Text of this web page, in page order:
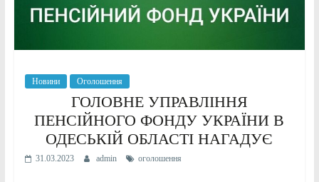
Новини Оголошення
ГОЛОВНЕ УПРАВЛІННЯ
ПЕНСІЙНОГО ФОНДУ УКРАЇНИ В
ОДЕСЬКІЙ ОБЛАСТІ НАГАДУЄ
31.03.2023 admin оголошення